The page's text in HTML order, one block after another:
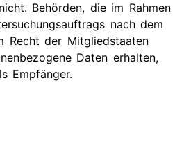
Behörden, die im Rahmen
nach dem
Recht der Mitgliedstaaten
Daten erhalten,
Empfänger.